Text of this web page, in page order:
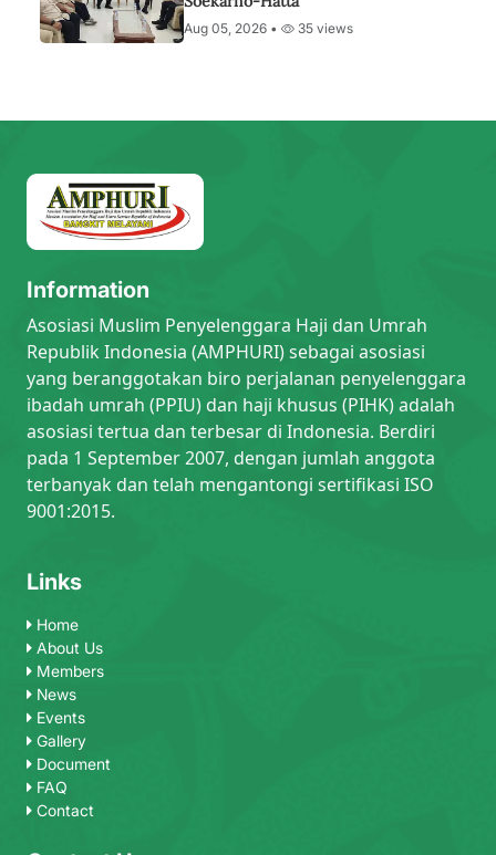
Aug 05, 2026 • 35 views
Information
Asosiasi Muslim Penyelenggara Haji dan Umrah
Republik Indonesia (AMPHURI) sebagai asosiasi
yang beranggotakan biro perjalanan penyelenggara
ibadah umrah (PPIU) dan haji khusus (PIHK) adalah
asosiasi tertua dan terbesar di Indonesia. Berdiri
pada 1 September 2007, dengan jumlah anggota
terbanyak dan telah mengantongi sertifikasi ISO
9001:2015.
Links
Home
About Us
Members
News
Events
Gallery
Document
FAQ
Contact